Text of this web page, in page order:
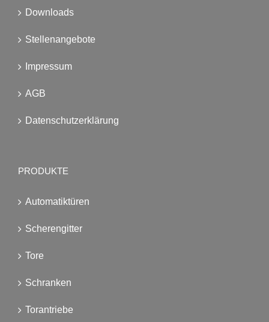
Downloads
Stellenangebote
Impressum
AGB
Datenschutzerklärung
PRODUKTE
Automatiktüren
Scherengitter
Tore
Schranken
Torantriebe